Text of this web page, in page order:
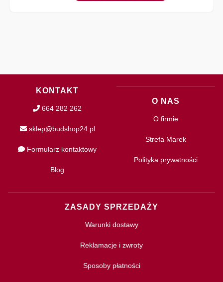
KONTAKT
664 282 262
sklep@budshop24.pl
Formularz kontaktowy
Blog
O NAS
O firmie
Strefa Marek
Polityka prywatności
ZASADY SPRZEDAŻY
Warunki dostawy
Reklamacje i zwroty
Sposoby płatności